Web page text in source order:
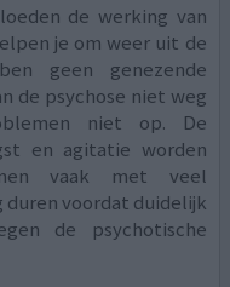
de werking van
je om weer uit de
geen genezende
de psychose niet weg
niet op. De
en agitatie worden
vaak met veel
duren voordat duidelijk
de psychotische